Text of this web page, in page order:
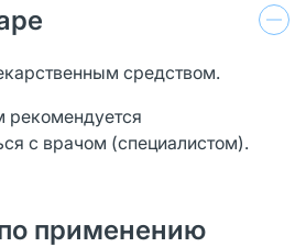
средством.
с врачом (специалистом).
применению